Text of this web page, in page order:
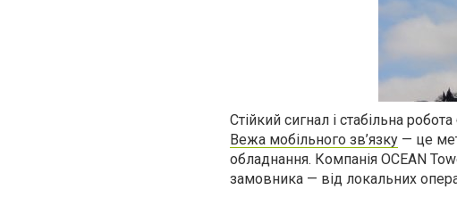
Стійкий сигнал і стабільна
Вежа мобільного зв’язку — це
обладнання. Компанія OCEAN
замовника — від локальних